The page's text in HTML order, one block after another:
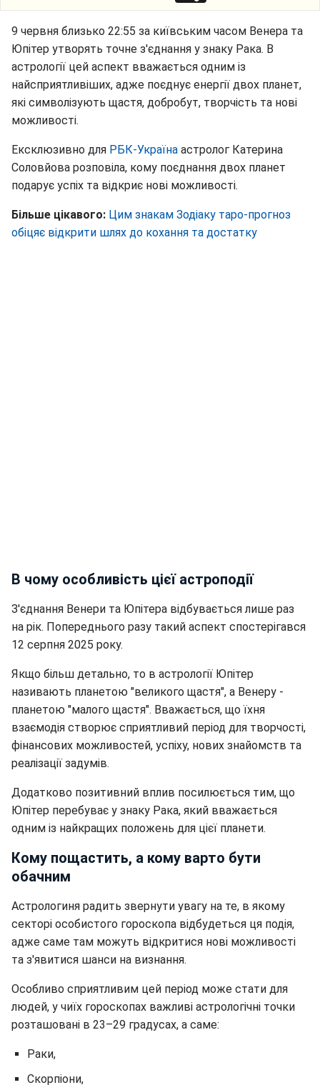
9 червня близько 22:55 за київським часом Венера та
Юпітер утворять точне з'єднання у знаку Рака. В
астрології цей аспект вважається одним із
найсприятливіших, адже поєднує енергії двох планет,
які символізують щастя, добробут, творчість та нові
можливості.
Ексклюзивно для РБК-Україна астролог Катерина
Соловйова розповіла, кому поєднання двох планет
подарує успіх та відкриє нові можливості.
Більше цікавого: Цим знакам Зодіаку таро-прогноз
обіцяє відкрити шлях до кохання та достатку
В чому особливість цієї астроподії
З'єднання Венери та Юпітера відбувається лише раз
на рік. Попереднього разу такий аспект спостерігався
12 серпня 2025 року.
Якщо більш детально, то в астрології Юпітер
називають планетою "великого щастя", а Венеру -
планетою "малого щастя". Вважається, що їхня
взаємодія створює сприятливий період для творчості,
фінансових можливостей, успіху, нових знайомств та
реалізації задумів.
Додатково позитивний вплив посилюється тим, що
Юпітер перебуває у знаку Рака, який вважається
одним із найкращих положень для цієї планети.
Кому пощастить, а кому варто бути
обачним
Астрологиня радить звернути увагу на те, в якому
секторі особистого гороскопа відбудеться ця подія,
адже саме там можуть відкритися нові можливості
та з'явитися шанси на визнання.
Особливо сприятливим цей період може стати для
людей, у чиїх гороскопах важливі астрологічні точки
розташовані в 23–29 градусах, а саме:
Раки,
Скорпіони,